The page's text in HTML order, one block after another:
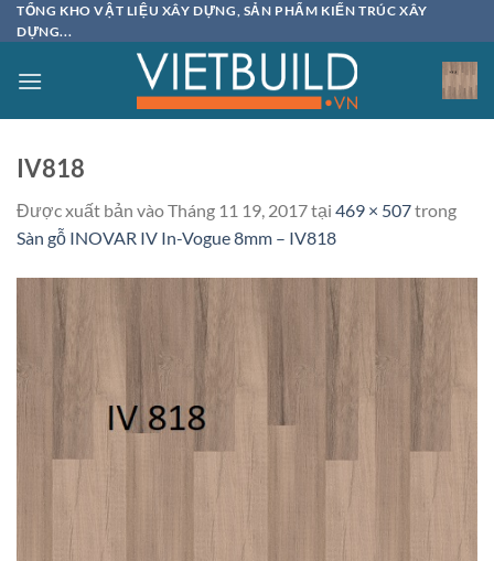
Bỏ
qua
dung
TỔNG KHO VẬT LIỆU XÂY DỰNG, SẢN PHẨM KIẾN TRÚC XÂY
DỰNG...
IV818
Được xuất bản vàoTháng 11 19, 2017tại 469 × 507trong
Sàn gỗ INOVAR IV In-Vogue 8mm – IV818